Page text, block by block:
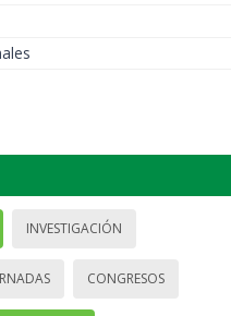
INVESTIGACIÓN
CONGRESOS